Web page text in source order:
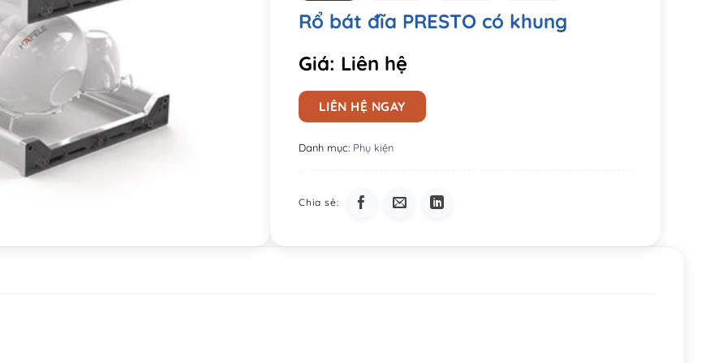
Rổ bát đĩa PRESTO có khung
Giá: Liên hệ
LIÊN HỆ NGAY
Danh mục: Phụ kiện